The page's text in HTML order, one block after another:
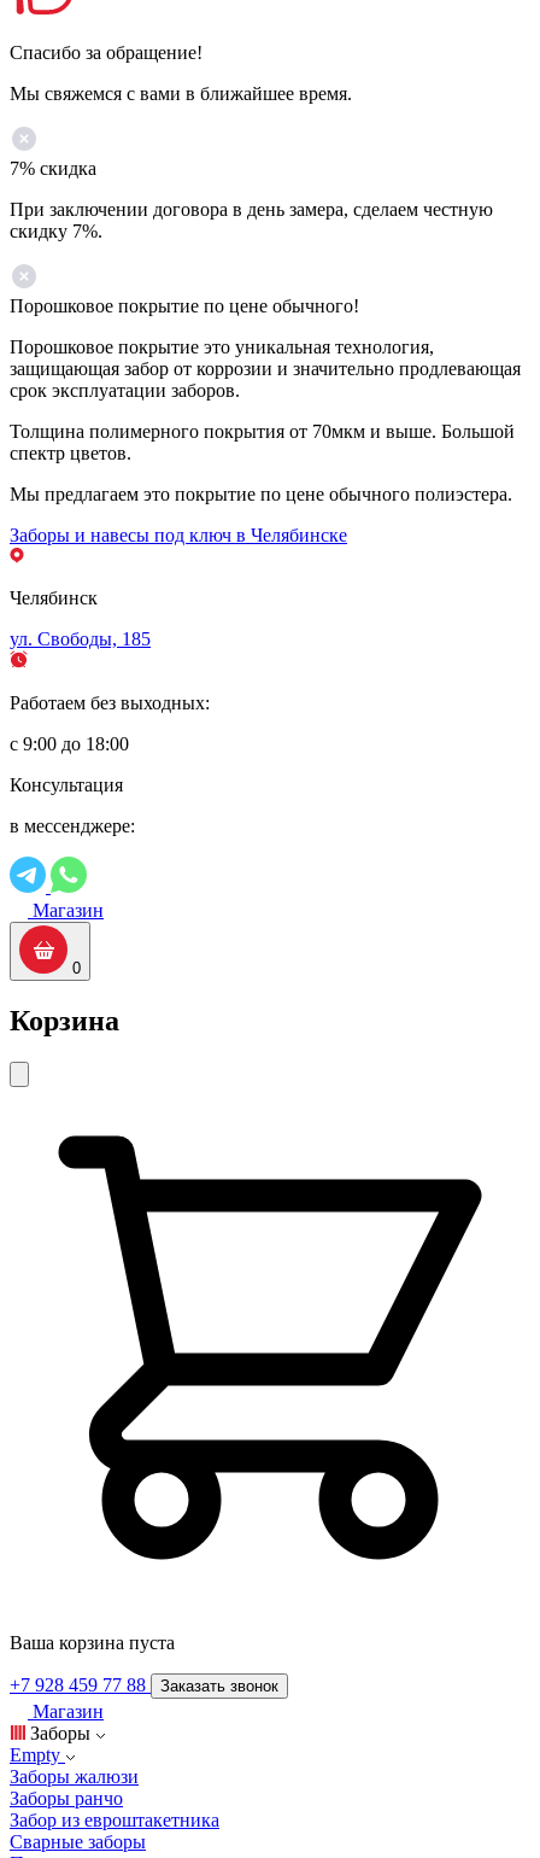
Спасибо за обращение!
Мы свяжемся с вами в ближайшее время.
7% скидка
При заключении договора в день замера, сделаем честную
скидку 7%.
Порошковое покрытие по цене обычного!
Порошковое покрытие это уникальная технология,
защищающая забор от коррозии и значительно продлевающая
срок эксплуатации заборов.
Толщина полимерного покрытия от 70мкм и выше. Большой
спектр цветов.
Мы предлагаем это покрытие по цене обычного полиэстера.
Заборы и навесы под ключ в Челябинске
Челябинск
ул. Свободы, 185
Работаем без выходных:
с 9:00 до 18:00
Консультация
в мессенджере:
Магазин
0
Корзина
Ваша корзина пуста
+7 928 459 77 88 Заказать звонок
Магазин
Заборы
Empty
Заборы жалюзи
Заборы ранчо
Забор из евроштакетника
Сварные заборы